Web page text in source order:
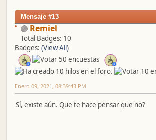
Mensaje #13
Remiel
Total Badges: 10
Badges: (View All)
Enero 09, 2021, 08:39:43 PM
Sí, existe aún. Que te hace pensar que no?